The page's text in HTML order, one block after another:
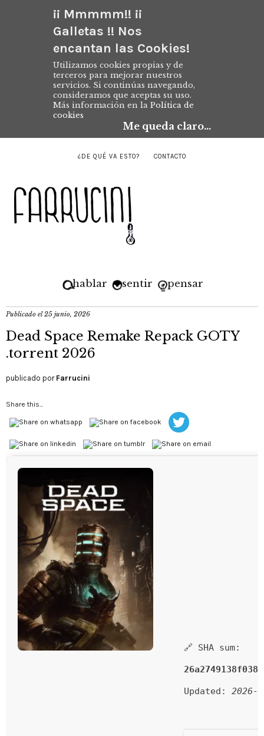
¡¡ Mmmmm!! ¡¡
Galletas !! Nos
encantan las Cookies!
Utilizamos cookies propias y de
terceros para mejorar nuestros
servicios. Si continúas navegando,
consideramos que aceptas su uso.
Más información en la Política de
cookies
Me queda claro...
¿DE QUÉ VA ESTO? CONTACTO
hablar sentir pensar
Publicado el25 junio, 2026
Dead Space Remake Repack GOTY
.torrent 2026
publicado por Farrucini
Share this...
🔗 SHA sum:
Updated: 2026-